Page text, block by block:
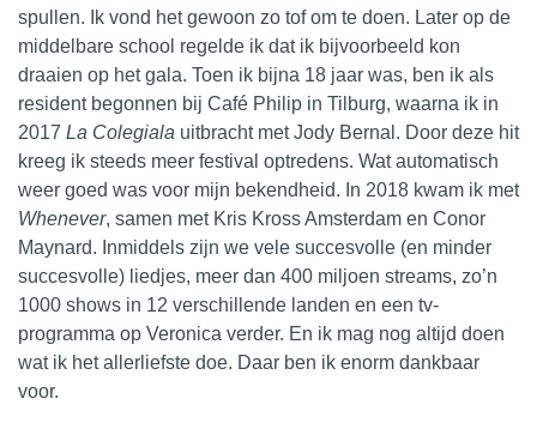
spullen. Ik vond het gewoon zo tof om te doen. Later op de
middelbare school regelde ik dat ik bijvoorbeeld kon
draaien op het gala. Toen ik bijna 18 jaar was, ben ik als
resident begonnen bij Café Philip in Tilburg, waarna ik in
2017 La Colegiala uitbracht met Jody Bernal. Door deze hit
kreeg ik steeds meer festival optredens. Wat automatisch
weer goed was voor mijn bekendheid. In 2018 kwam ik met
Whenever, samen met Kris Kross Amsterdam en Conor
Maynard. Inmiddels zijn we vele succesvolle (en minder
succesvolle) liedjes, meer dan 400 miljoen streams, zo’n
1000 shows in 12 verschillende landen en een tv-
programma op Veronica verder. En ik mag nog altijd doen
wat ik het allerliefste doe. Daar ben ik enorm dankbaar
voor.